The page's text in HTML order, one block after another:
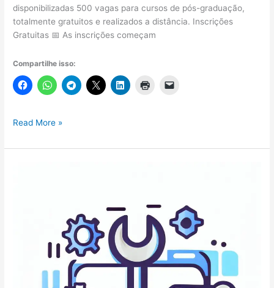
disponibilizadas 500 vagas para cursos de pós-graduação,
totalmente gratuitos e realizados a distância. Inscrições
Gratuitas 📅 As inscrições começam
Compartilhe isso:
500
Gratuitas
Distância
Read More »